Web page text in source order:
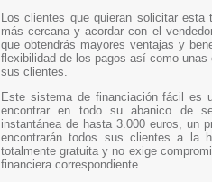
Los clientes que quieran solicitar
más cercana y acordar con el
que obtendrás mayores ventajas y
flexibilidad de los pagos así como
sus clientes.
Este sistema de financiación fácil es
encontrar en todo su abanico de
instantánea de hasta 3.000 euros, un
encontrarán todos sus clientes a la
totalmente gratuita y no exige
financiera correspondiente.